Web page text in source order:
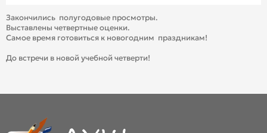
Закончились полугодовые просмотры.
Выставлены четвертные оценки.
Самое время готовиться к новогодним праздникам!
До встречи в новой учебной четверти!